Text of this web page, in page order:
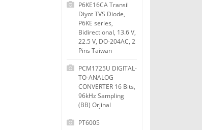
P6KE16CA Transil
Diyot TVS Diode,
P6KE series,
Bidirectional, 13.6 V,
22.5 V, DO-204AC, 2
Pins Taiwan
PCM1725U DIGITAL-
TO-ANALOG
CONVERTER 16 Bits,
96kHz Sampling
(BB) Orjinal
PT6005